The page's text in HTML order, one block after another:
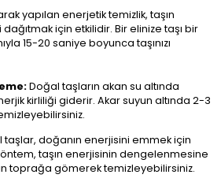
yapılan enerjetik temizlik, taşın
için etkilidir. Bir elinize taşı bir
15-20 saniye boyunca taşınızı
Doğal taşların akan su altında
kirliliği giderir. Akar suyun altında 2-3
taşlar, doğanın enerjisini emmek için
taşın enerjisinin dengelenmesine
toprağa gömerek temizleyebilirsiniz.